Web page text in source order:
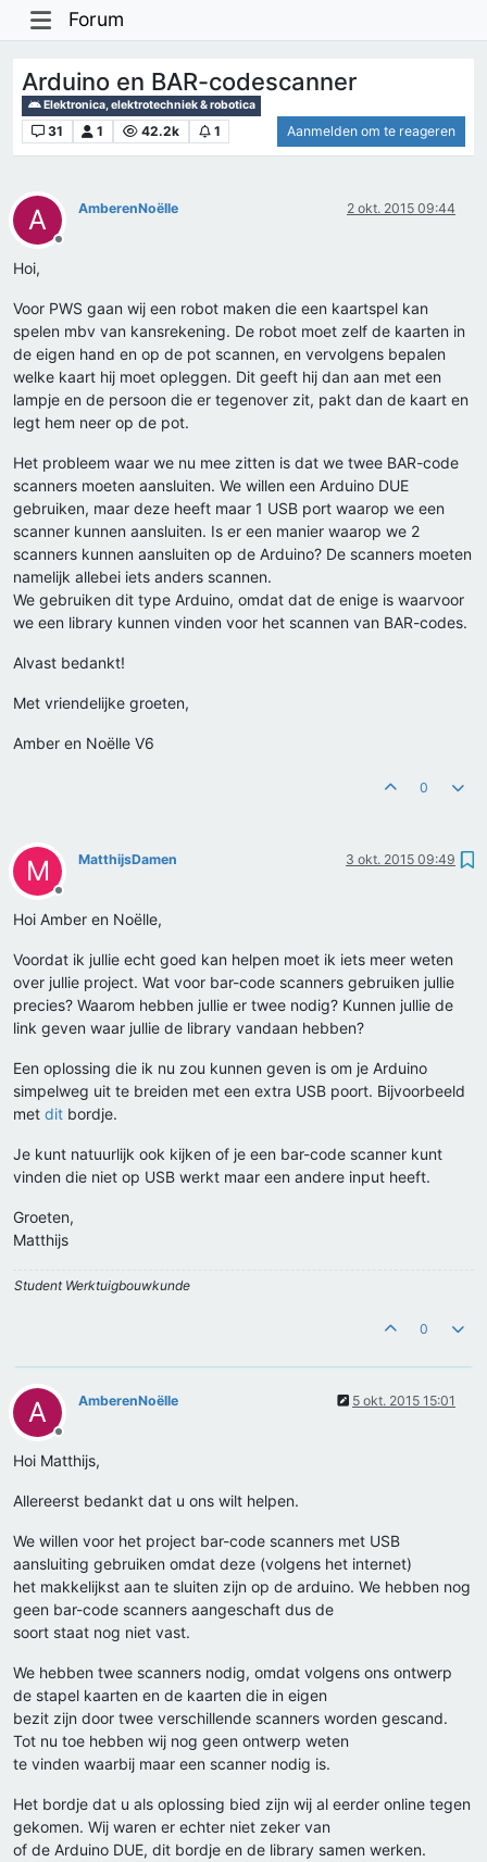
Forum
Arduino en BAR-codescanner
Elektronica, elektrotechniek & robotica
31 1 42.2k 1 Aanmelden om te reageren
A
Offline
AmberenNoëlle 2 okt. 2015 09:44
Hoi,
Voor PWS gaan wij een robot maken die een kaartspel kan
spelen mbv van kansrekening. De robot moet zelf de kaarten in
de eigen hand en op de pot scannen, en vervolgens bepalen
welke kaart hij moet opleggen. Dit geeft hij dan aan met een
lampje en de persoon die er tegenover zit, pakt dan de kaart en
legt hem neer op de pot.
Het probleem waar we nu mee zitten is dat we twee BAR-code
scanners moeten aansluiten. We willen een Arduino DUE
gebruiken, maar deze heeft maar 1 USB port waarop we een
scanner kunnen aansluiten. Is er een manier waarop we 2
scanners kunnen aansluiten op de Arduino? De scanners moeten
namelijk allebei iets anders scannen.
We gebruiken dit type Arduino, omdat dat de enige is waarvoor
we een library kunnen vinden voor het scannen van BAR-codes.
Alvast bedankt!
Met vriendelijke groeten,
Amber en Noëlle V6
0
M
Offline
MatthijsDamen 3 okt. 2015 09:49
Hoi Amber en Noëlle,
Voordat ik jullie echt goed kan helpen moet ik iets meer weten
over jullie project. Wat voor bar-code scanners gebruiken jullie
precies? Waarom hebben jullie er twee nodig? Kunnen jullie de
link geven waar jullie de library vandaan hebben?
Een oplossing die ik nu zou kunnen geven is om je Arduino
simpelweg uit te breiden met een extra USB poort. Bijvoorbeeld
met dit bordje.
Je kunt natuurlijk ook kijken of je een bar-code scanner kunt
vinden die niet op USB werkt maar een andere input heeft.
Groeten,
Matthijs
Student Werktuigbouwkunde
0
A
Offline
AmberenNoëlle 5 okt. 2015 15:01
Hoi Matthijs,
Allereerst bedankt dat u ons wilt helpen.
We willen voor het project bar-code scanners met USB
aansluiting gebruiken omdat deze (volgens het internet)
het makkelijkst aan te sluiten zijn op de arduino. We hebben nog
geen bar-code scanners aangeschaft dus de
soort staat nog niet vast.
We hebben twee scanners nodig, omdat volgens ons ontwerp
de stapel kaarten en de kaarten die in eigen
bezit zijn door twee verschillende scanners worden gescand.
Tot nu toe hebben wij nog geen ontwerp weten
te vinden waarbij maar een scanner nodig is.
Het bordje dat u als oplossing bied zijn wij al eerder online tegen
gekomen. Wij waren er echter niet zeker van
of de Arduino DUE, dit bordje en de library samen werken.